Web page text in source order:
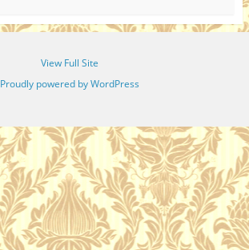
View Full Site
Proudly powered by WordPress